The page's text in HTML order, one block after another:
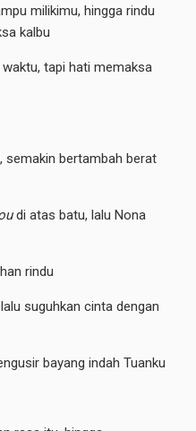
milikimu, hingga rindu
kalbu
tapi hati memaksa
semakin bertambah berat
di atas batu, lalu Nona
rindu
suguhkan cinta dengan
bayang indah Tuanku